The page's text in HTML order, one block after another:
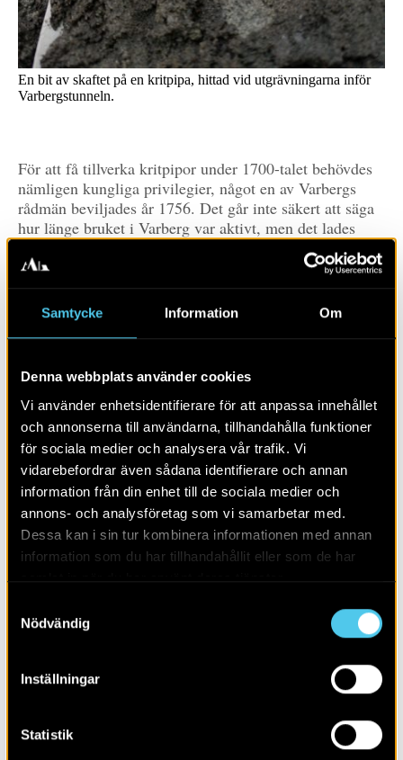
Samtycke Information Om
Denna webbplats använder cookies
Vi använder enhetsidentifierare för att anpassa innehållet
och annonserna till användarna, tillhandahålla funktioner
för sociala medier och analysera vår trafik. Vi
vidarebefordrar även sådana identifierare och annan
information från din enhet till de sociala medier och
annons- och analysföretag som vi samarbetar med.
Dessa kan i sin tur kombinera informationen med annan
information som du har tillhandahållit eller som de har
Nödvändig
Inställningar
Statistik
En bit av skaftet på en kritpipa, hittad vid utgrävningarna inför
Varbergstunneln.
För att få tillverka kritpipor under 1700-talet behövdes
nämligen kungliga privilegier, något en av Varbergs
rådmän beviljades år 1756. Det går inte säkert att säga
hur länge bruket i Varberg var aktivt, men det lades
troligen ner innan 1800-talets början.
Vi vet att liknande fabriker producerade stora mängder
pipor, och att produktionen i andra fall har lämnat stora
spår efter sig. Vi hade hoppats på att kunna hitta
kasserade pipor och material från bruket när vi rörde
gamla strandlinjen, även om vårt undersökningsområde
inte inkluderar pipebruket i sig. Tyvärr har vi ännu inte
hittat några spår efter bruket, men vi håller givetvis
hoppet uppe eftersom vi har mer mark att undersöka
kring stationshuset. Det är dock tyvärr möjligt att allt
som pipebruket lämnade efter sig på platsen har tagits
bort när man byggt nytt i området, eller när man gjorde
markförberedningarna för järnvägen i slutet av 1800-
talet. Det återstå att se.